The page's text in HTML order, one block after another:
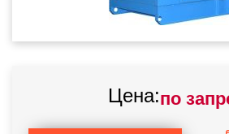
Цена:по